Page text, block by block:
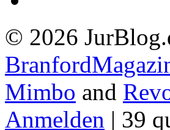
© 2026
Mimbo and
Anmelden | 39